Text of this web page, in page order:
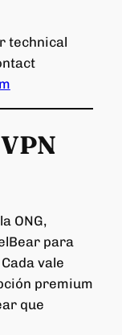
technical
ONG,
para
vale
premium
que